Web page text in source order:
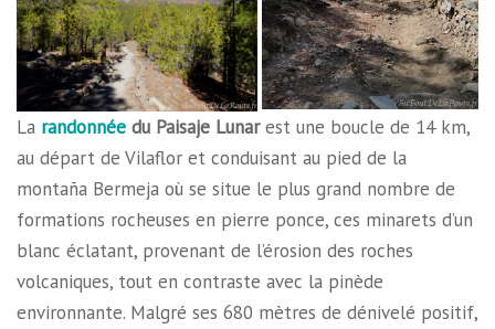
La randonnée du Paisaje Lunarest une boucle de 14 km,
au départ de Vilaflor et conduisant au pied de la
montaña Bermeja où se situe le plus grand nombre de
formations rocheuses en pierre ponce, ces minarets d’un
blanc éclatant, provenant de l’érosion des roches
volcaniques, tout en contraste avec la pinède
environnante. Malgré ses 680 mètres de dénivelé positif,